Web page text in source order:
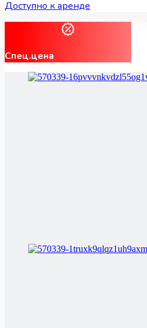
Доступно к аренде
Спец.цена